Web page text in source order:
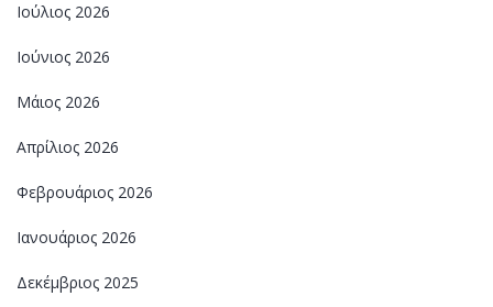
Ιούλιος 2026
Ιούνιος 2026
Μάιος 2026
Απρίλιος 2026
Φεβρουάριος 2026
Ιανουάριος 2026
Δεκέμβριος 2025